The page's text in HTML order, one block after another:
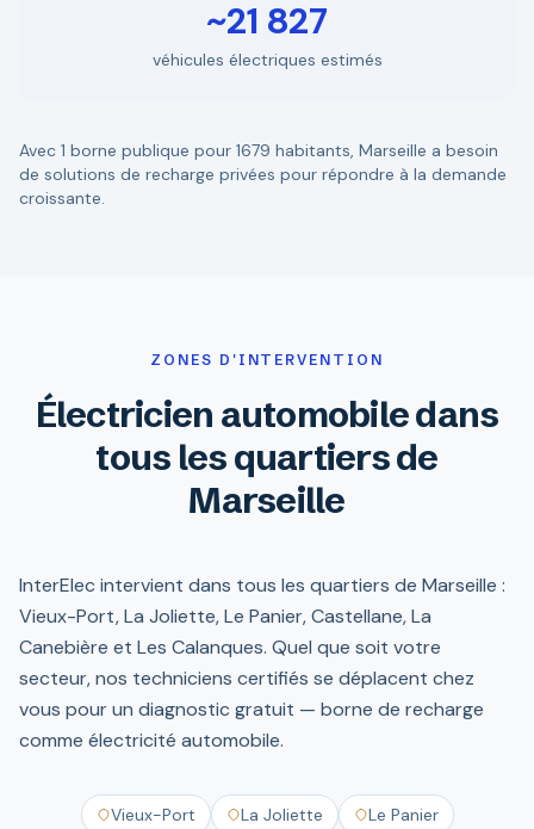
~21 827
véhicules électriques estimés
Avec 1 borne publique pour 1679 habitants, Marseille a besoin
de solutions de recharge privées pour répondre à la demande
croissante.
ZONES D'INTERVENTION
Électricien automobile dans
tous les quartiers de
Marseille
InterElec intervient dans tous les quartiers de Marseille :
Vieux-Port, La Joliette, Le Panier, Castellane, La
Canebière et Les Calanques. Quel que soit votre
secteur, nos techniciens certifiés se déplacent chez
vous pour un diagnostic gratuit — borne de recharge
comme électricité automobile.
Vieux-Port La Joliette
Le Panier